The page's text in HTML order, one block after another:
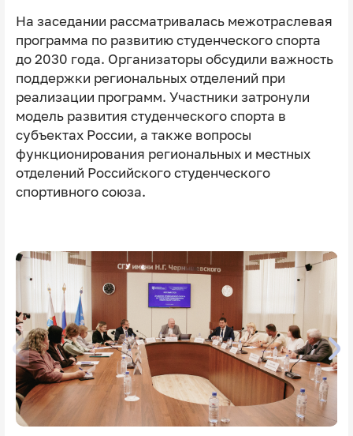
На заседании рассматривалась межотраслевая
программа по развитию студенческого спорта
до 2030 года. Организаторы обсудили важность
поддержки региональных отделений при
реализации программ. Участники затронули
модель развития студенческого спорта в
субъектах России, а также вопросы
функционирования региональных и местных
отделений Российского студенческого
спортивного союза.